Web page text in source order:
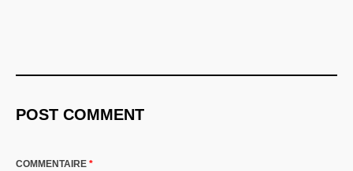
POST COMMENT
COMMENTAIRE *